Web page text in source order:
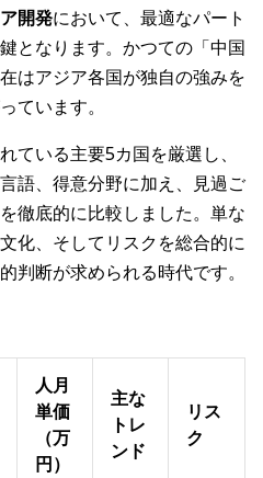
開発において、最適なパート
となります。かつての「中国
はアジア各国が独自の強みを
ています。
ている主要5カ国を厳選し、
語、得意分野に加え、見過ご
徹底的に比較しました。単な
化、そしてリスクを総合的に
判断が求められる時代です。
人月
単価
（万
円）
主な
トレ
ンド
リス
ク